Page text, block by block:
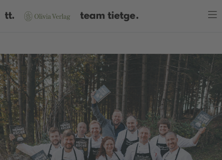
Es befinden sich keine Produkte im Warenkorb.
JETZT EINKAUFEN